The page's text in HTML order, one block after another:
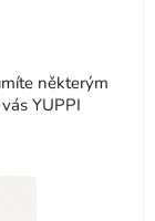
některým
YUPPI